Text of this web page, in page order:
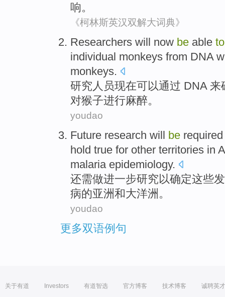
响。
《柯林斯英汉双解大词典》
Researchers will now be able to
individual monkeys from DNA
monkeys.
研究人员现在可以通过 DNA 来
对猴子进行麻醉。
youdao
Future research will be required
hold true for other territories in
malaria epidemiology.
还需做进一步研究以确定这些
病的亚洲和大洋洲 。
youdao
更多双语例句
关于有道 Investors 有道智选 官方博客 技术博客 诚聘英才